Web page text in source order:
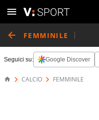
FEMMINILE
Seguici su: Google Discover
CALCIO FEMMINILE